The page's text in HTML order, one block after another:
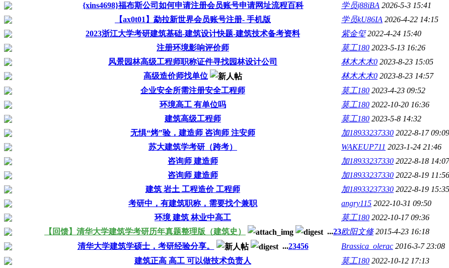
{xins4698}福布斯公司如何申请注册会员账号申请网址流程百科
学员j88iBA 2026-5-3 15:41
【ax0t01】勐拉新世界会员账号注册- 手机版
学员kU86IA 2026-4-22 14:15
2023浙江大学考研建筑基础-建筑设计快题-建筑技术备考资料
紫金玺 2022-4-24 15:40
注册环境影响评价师
莫工180 2023-5-13 16:26
风景园林高级工程师职称证件寻找园林设计公司
林木木木0 2023-8-23 15:05
高级造价师找单位
林木木木0 2023-8-23 14:57
企业安全所需注册安全工程师
莫工180 2023-4-23 09:52
环境高工 有单位吗
莫工180 2022-10-20 16:36
建筑高级工程师
莫工180 2023-5-8 14:32
无惧“烤”验，建造师 咨询师 注安师
加18933237330 2022-8-17 09:09
苏大建筑学考研（跨考）
WAKEUP711 2023-1-24 21:46
咨询师 建造师
加18933237330 2022-8-18 14:07
咨询师 建造师
加18933237330 2022-8-19 11:56
建筑 岩土 工程造价 工程师
加18933237330 2022-8-19 15:35
考研中，有建筑职称，需要找个兼职
angry115 2022-10-31 09:50
环境 建筑 林业中高工
莫工180 2022-10-17 09:36
【回馈】清华大学建筑学考研历年真题整理版（建筑史）
...23欧阳文修 2015-4-23 16:18
清华大学建筑学硕士，考研经验分享。
...23456 Brassica_olerac 2016-3-7 23:08
建筑正高 高工 可以做技术负责人
莫工180 2022-10-12 17:13